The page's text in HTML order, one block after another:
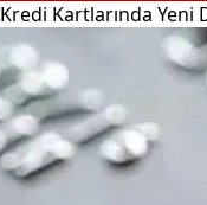
Kredi Kartlarında Yeni